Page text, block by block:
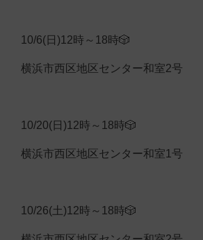
10/6(日)12時～18時🎲
横浜市西区地区センター和室2号
10/20(日)12時～18時🎲
横浜市西区地区センター和室1号
10/26(土)12時～18時🎲